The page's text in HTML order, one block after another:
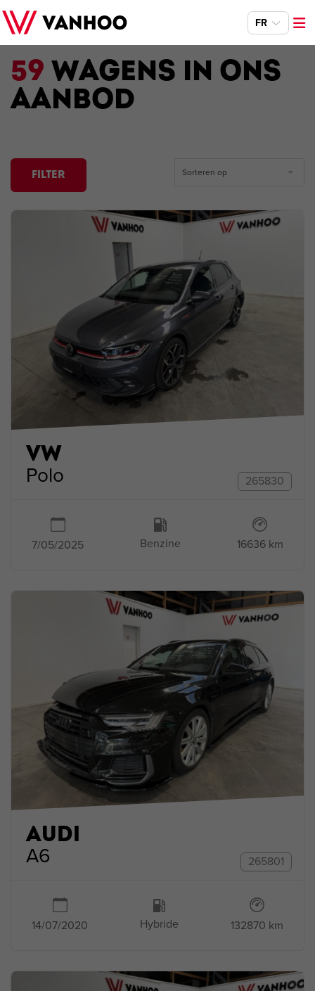
FR
59 WAGENS IN ONS
AANBOD
FILTER Sorteren op
VW
Polo 265830
7/05/2025 Benzine 16636 km
AUDI
A6 265801
14/07/2020 Hybride 132870 km